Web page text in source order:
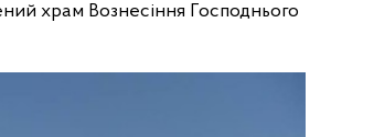
храм Вознесіння Господнього